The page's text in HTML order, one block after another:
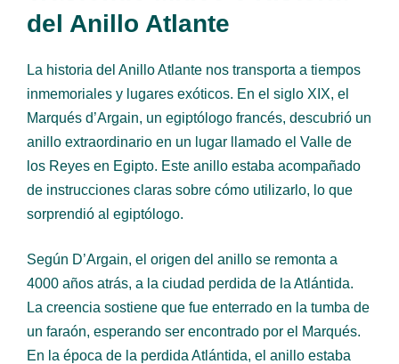
del Anillo Atlante
La historia del Anillo Atlante nos transporta a tiempos
inmemoriales y lugares exóticos. En el siglo XIX, el
Marqués d’Argain, un egiptólogo francés, descubrió un
anillo extraordinario en un lugar llamado el Valle de
los Reyes en Egipto. Este anillo estaba acompañado
de instrucciones claras sobre cómo utilizarlo, lo que
sorprendió al egiptólogo.
Según D’Argain, el origen del anillo se remonta a
4000 años atrás, a la ciudad perdida de la Atlántida.
La creencia sostiene que fue enterrado en la tumba de
un faraón, esperando ser encontrado por el Marqués.
En la época de la perdida Atlántida, el anillo estaba